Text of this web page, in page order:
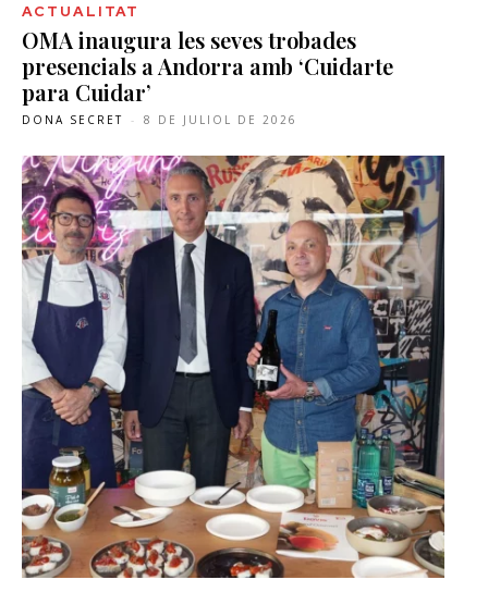
ACTUALITAT
OMA inaugura les seves trobades
presencials a Andorra amb ‘Cuidarte
para Cuidar’
DONA SECRET - 8 DE JULIOL DE 2026